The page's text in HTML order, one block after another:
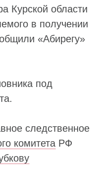
Курской области
в получении
«Абирегу»
под
следственное
комитета РФ